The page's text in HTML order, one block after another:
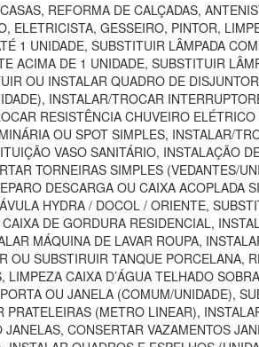
REFORMA DE CALÇADAS,
ELETRICISTA, GESSEIRO, PINTOR,
1 UNIDADE, SUBSTITUIR LÂMPADA
ACIMA DE 1 UNIDADE, SUBSTITUIR
OU INSTALAR QUADRO DE
INSTALAR/TROCAR
RESISTÊNCIA CHUVEIRO
OU SPOT SIMPLES, INSTALAR/
VASO SANITÁRIO, INSTALAÇÃO
TORNEIRAS SIMPLES (VEDANTES/
DESCARGA OU CAIXA
HYDRA / DOCOL / ORIENTE,
DE GORDURA RESIDENCIAL,
MÁQUINA DE LAVAR ROUPA,
OU SUBSTIRUIR TANQUE PORCELANA,
CAIXA D’ÁGUA TELHADO
OU JANELA (COMUM/UNIDADE),
(METRO LINEAR),
CONSERTAR VAZAMENTOS